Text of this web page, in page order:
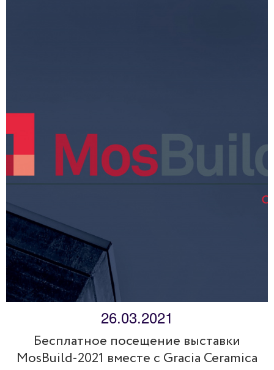
26.03.2021
Бесплатное посещение выставки
MosBuild-2021 вместе с Gracia Ceramica